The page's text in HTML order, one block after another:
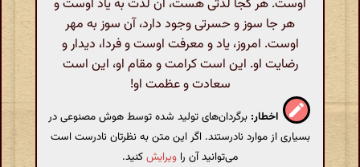
اوست. هر کجا لذتی هست، آن لذت به یاد اوست و
هر جا سوز و حسرتی وجود دارد، آن سوز به مهر
اوست. امروز، یاد و معرفت اوست و فردا، دیدار و
رضایت او. این است کرامت و مقام او، این است
سعادت و عظمت او!
اخطار: برگردان‌های تولید شده توسط هوش مصنوعی در
بسیاری از موارد نادرستند. اگر این متن به نظرتان نادرست است
می‌توانید آن را ویرایشکنید.